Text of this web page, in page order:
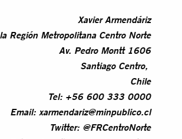
Xavier Armendáriz
Región Metropolitana Centro Norte
Av. Pedro Montt 1606
Santiago Centro,
Chile
Tel: +56 600 333 0000
Email:xarmendariz@minpublico.cl
Twitter: @FRCentroNorte